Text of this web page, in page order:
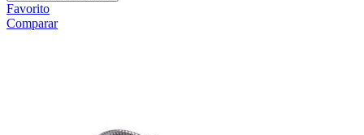
Favorito
Comparar